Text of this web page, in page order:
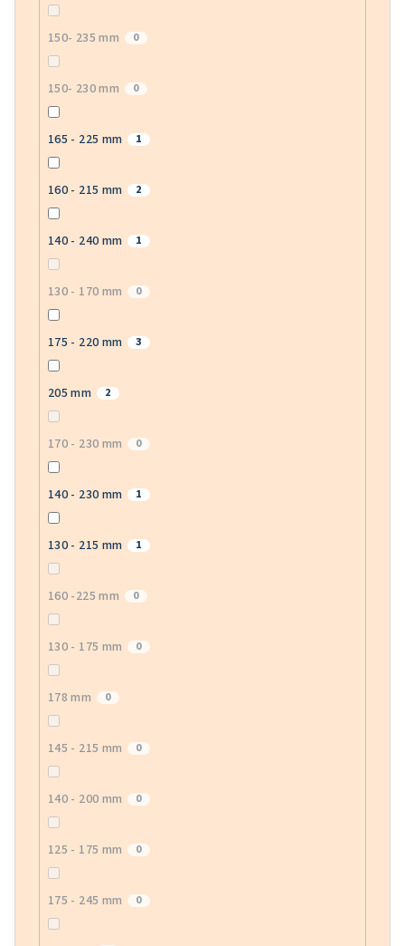
150- 235 mm 0
150- 230 mm 0
165 - 225 mm 1
160 - 215 mm 2
140 - 240 mm 1
130 - 170 mm 0
175 - 220 mm 3
205 mm 2
170 - 230 mm 0
140 - 230 mm 1
130 - 215 mm 1
160 -225 mm 0
130 - 175 mm 0
178 mm 0
145 - 215 mm 0
140 - 200 mm 0
125 - 175 mm 0
175 - 245 mm 0